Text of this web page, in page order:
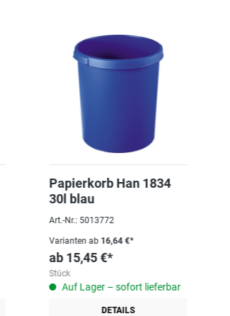
Papierkorb Han 1834
30l blau
Art.-Nr.: 5013772
Varianten ab 16,64 €*
ab 15,45 €*
Stück
Auf Lager – sofort lieferbar
DETAILS